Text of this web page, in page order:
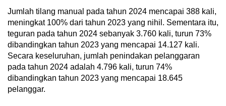
Jumlah tilang manual pada tahun 2024 mencapai 388 kali,
meningkat 100% dari tahun 2023 yang nihil. Sementara itu,
teguran pada tahun 2024 sebanyak 3.760 kali, turun 73%
dibandingkan tahun 2023 yang mencapai 14.127 kali.
Secara keseluruhan, jumlah penindakan pelanggaran
pada tahun 2024 adalah 4.796 kali, turun 74%
dibandingkan tahun 2023 yang mencapai 18.645
pelanggar.